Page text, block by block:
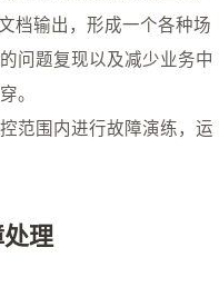
档输出，形成一个各种场
问题复现以及减少业务中
。
范围内进行故障演练，运
理